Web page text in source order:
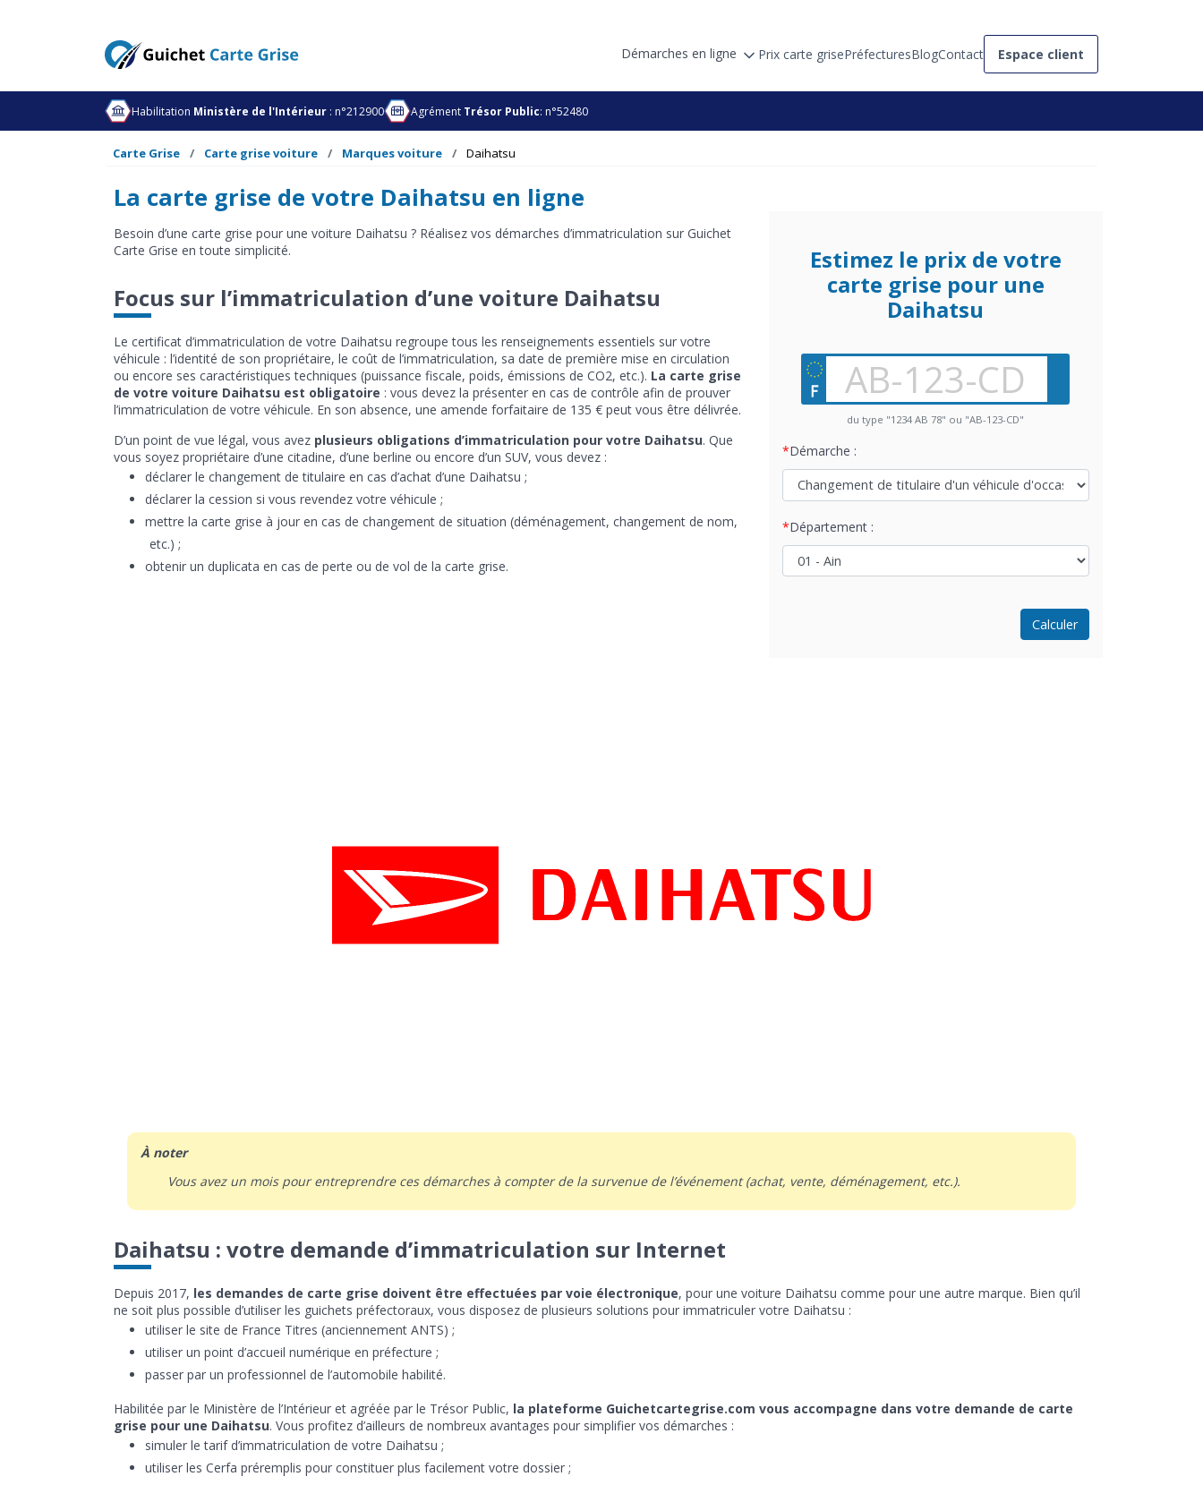
Démarches en ligne Prix carte grisePréfecturesBlogContact Espace client
Habilitation Ministère de l'Intérieur : n°212900 Agrément Trésor Public: n°52480
Carte Grise Carte grise voiture Marques voiture Daihatsu
La carte grise de votre Daihatsu en ligne
Besoin d’une carte grise pour une voiture Daihatsu ? Réalisez vos démarches d’immatriculation sur Guichet
Carte Grise en toute simplicité.
Focus sur l’immatriculation d’une voiture Daihatsu
Le certificat d’immatriculation de votre Daihatsu regroupe tous les renseignements essentiels sur votre
véhicule : l’identité de son propriétaire, le coût de l’immatriculation, sa date de première mise en circulation
ou encore ses caractéristiques techniques (puissance fiscale, poids, émissions de CO2, etc.). La carte grise
de votre voiture Daihatsu est obligatoire : vous devez la présenter en cas de contrôle afin de prouver
l’immatriculation de votre véhicule. En son absence, une amende forfaitaire de 135 € peut vous être délivrée.
D’un point de vue légal, vous avez plusieurs obligations d’immatriculation pour votre Daihatsu. Que
vous soyez propriétaire d’une citadine, d’une berline ou encore d’un SUV, vous devez :
déclarer le changement de titulaire en cas d’achat d’une Daihatsu ;
déclarer la cession si vous revendez votre véhicule ;
mettre la carte grise à jour en cas de changement de situation (déménagement, changement de nom,
etc.) ;
obtenir un duplicata en cas de perte ou de vol de la carte grise.
Estimez le prix de votre
carte grise pour une
Daihatsu
du type "1234 AB 78" ou "AB-123-CD"
Démarche :
Département :
Calculer
À noter
Vous avez un mois pour entreprendre ces démarches à compter de la survenue de l’événement (achat, vente, déménagement, etc.).
Daihatsu : votre demande d’immatriculation sur Internet
Depuis 2017, les demandes de carte grise doivent être effectuées par voie électronique, pour une voiture Daihatsu comme pour une autre marque. Bien qu’il
ne soit plus possible d’utiliser les guichets préfectoraux, vous disposez de plusieurs solutions pour immatriculer votre Daihatsu :
utiliser le site de France Titres (anciennement ANTS) ;
utiliser un point d’accueil numérique en préfecture ;
passer par un professionnel de l’automobile habilité.
Habilitée par le Ministère de l’Intérieur et agréée par le Trésor Public, la plateforme Guichetcartegrise.com vous accompagne dans votre demande de carte
grise pour une Daihatsu. Vous profitez d’ailleurs de nombreux avantages pour simplifier vos démarches :
simuler le tarif d’immatriculation de votre Daihatsu ;
utiliser les Cerfa préremplis pour constituer plus facilement votre dossier ;